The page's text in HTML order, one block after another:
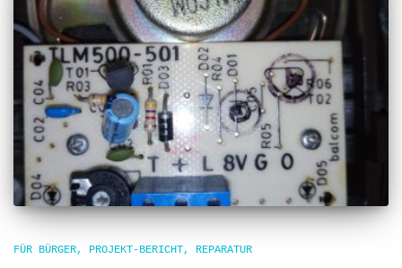
FÜR BÜRGER PROJEKT-BERICHT REPARATUR